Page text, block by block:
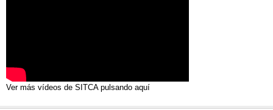
Ver más vídeos de SITCA pulsando aquí